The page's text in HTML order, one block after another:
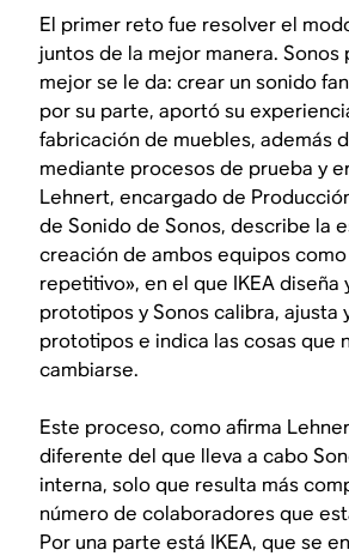
El primer reto fue resolver el
juntos de la mejor manera. Sonos
mejor se le da: crear un sonido
por su parte, aportó su
fabricación de muebles, además
mediante procesos de prueba y
Lehnert, encargado de
de Sonido de Sonos, describe la
creación de ambos equipos
repetitivo», en el que IKEA diseña
prototipos y Sonos calibra, ajusta
prototipos e indica las cosas que
cambiarse.
Este proceso, como afirma
diferente del que lleva a cabo
interna, solo que resulta más
número de colaboradores que
Por una parte está IKEA, que se